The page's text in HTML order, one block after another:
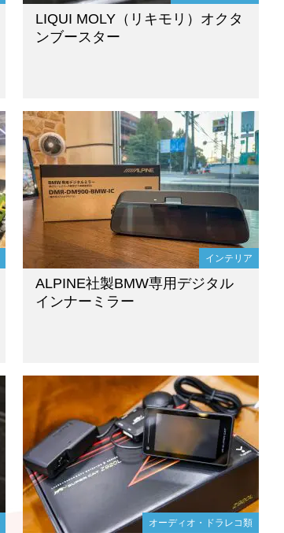
LIQUI MOLY（リキモリ）オクタ
ンブースター
インテリア
ALPINE社製BMW専用デジタル
インナーミラー
オーディオ・ドラレコ類